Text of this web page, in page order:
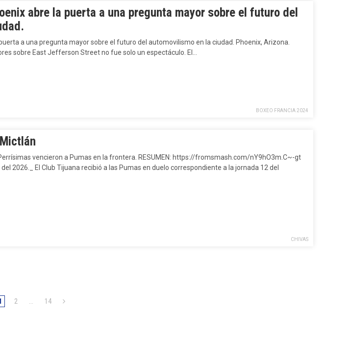
abre la puerta a una pregunta mayor sobre el futuro del
a una pregunta mayor sobre el futuro del automovilismo en la ciudad. Phoenix, Arizona.
sobre East Jefferson Street no fue solo un espectáculo. El…
BOXEO FRANCIA 2024
vencieron a Pumas en la frontera. RESUMEN: https://fromsmash.com/nY9hO3m.C~-gt
2026._ El Club Tijuana recibió a las Pumas en duelo correspondiente a la jornada 12 del
CHIVAS
2 … 14